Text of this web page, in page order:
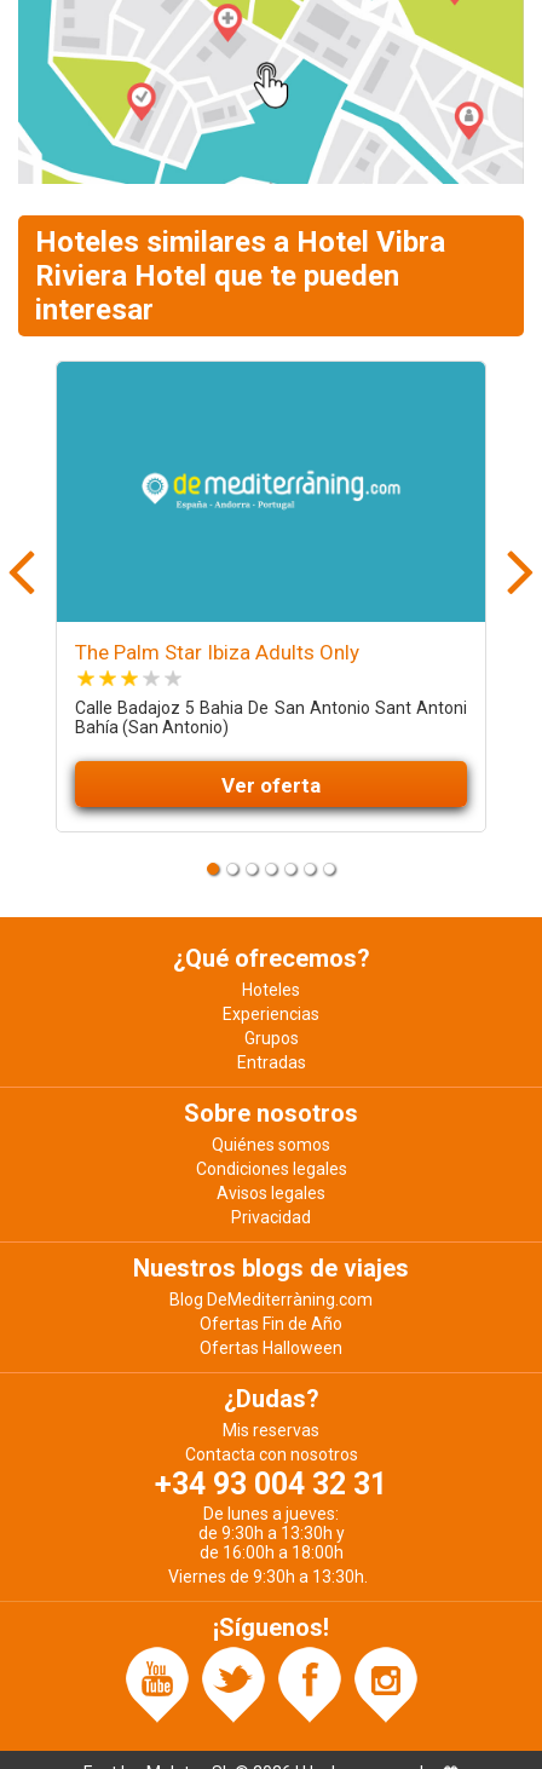
Hoteles similares a Hotel Vibra
Riviera Hotel que te pueden
interesar
The Palm Star Ibiza Adults Only
Calle Badajoz 5 Bahia De San Antonio Sant Antoni
Bahía (San Antonio)
Ver oferta
¿Qué ofrecemos?
Hoteles
Experiencias
Grupos
Entradas
Sobre nosotros
Quiénes somos
Condiciones legales
Avisos legales
Privacidad
Nuestros blogs de viajes
Blog DeMediterràning.com
Ofertas Fin de Año
Ofertas Halloween
¿Dudas?
Mis reservas
Contacta con nosotros
+34 93 004 32 31
De lunes a jueves:
de 9:30h a 13:30h y
de 16:00h a 18:00h
Viernes de 9:30h a 13:30h.
¡Síguenos!